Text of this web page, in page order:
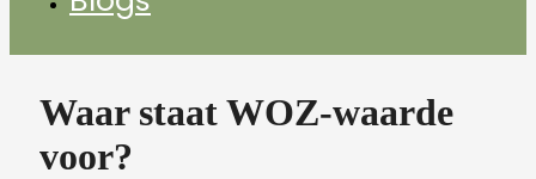
Waar staat WOZ-waarde
voor?